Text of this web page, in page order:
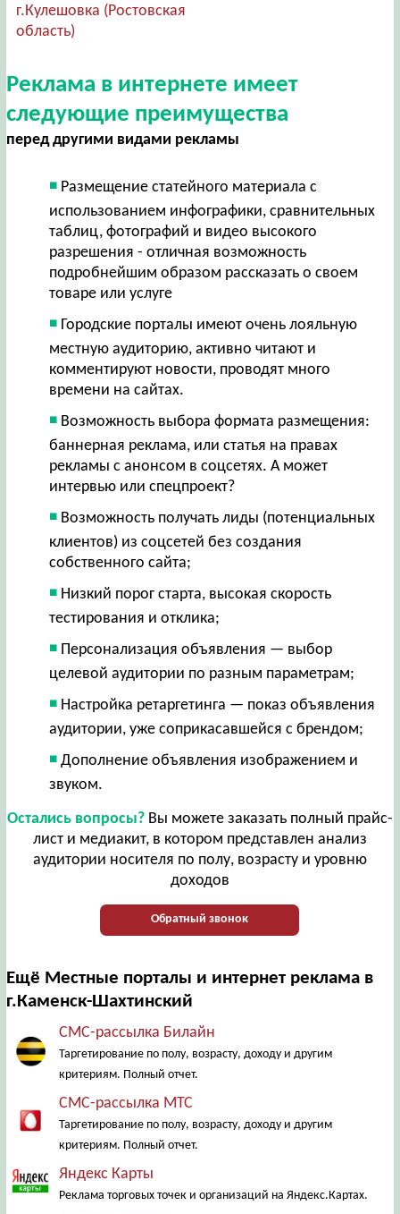
г.Кулешовка (Ростовская
область)
Реклама в интернете имеет
следующие преимущества
перед другими видами рекламы
Размещение статейного материала с
использованием инфографики, сравнительных
таблиц, фотографий и видео высокого
разрешения - отличная возможность
подробнейшим образом рассказать о своем
товаре или услуге
Городские порталы имеют очень лояльную
местную аудиторию, активно читают и
комментируют новости, проводят много
времени на сайтах.
Возможность выбора формата размещения:
баннерная реклама, или статья на правах
рекламы с анонсом в соцсетях. А может
интервью или спецпроект?
Возможность получать лиды (потенциальных
клиентов) из соцсетей без создания
собственного сайта;
Низкий порог старта, высокая скорость
тестирования и отклика;
Персонализация объявления — выбор
целевой аудитории по разным параметрам;
Настройка ретаргетинга — показ объявления
аудитории, уже соприкасавшейся с брендом;
Дополнение объявления изображением и
звуком.
Остались вопросы?Вы можете заказать полный прайс-
лист и медиакит, в котором представлен анализ
аудитории носителя по полу, возрасту и уровню
доходов
Обратный звонок
Ещё Местные порталы и интернет реклама в
г.Каменск-Шахтинский
СМС-рассылка Билайн
Таргетирование по полу, возрасту, доходу и другим
критериям. Полный отчет.
СМС-рассылка МТС
Таргетирование по полу, возрасту, доходу и другим
критериям. Полный отчет.
Яндекс Карты
Реклама торговых точек и организаций на Яндекс.Картах.